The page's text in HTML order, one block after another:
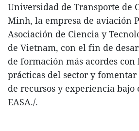
Universidad de Transporte de
Minh, la empresa de aviación
Asociación de Ciencia y
de Vietnam, con el fin de
de formación más acordes con
prácticas del sector y
de recursos y experiencia bajo
EASA./.